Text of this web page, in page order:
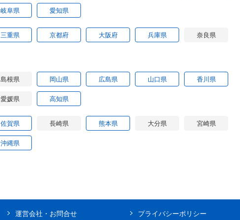
岐阜県 愛知県
三重県 京都府 大阪府 兵庫県 奈良県
島根県 岡山県 広島県 山口県 香川県
愛媛県 高知県
佐賀県 長崎県 熊本県 大分県 宮崎県
沖縄県
運営会社・お問合せ プライバシーポリシー